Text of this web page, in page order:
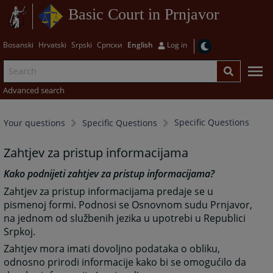
Basic Court in Prnjavor
Bosanski Hrvatski Srpski Српски English Log in
Advanced search
Your questions Specific Questions Specific Questions
Zahtjev za pristup informacijama
Kako podnijeti zahtjev za pristup informacijama?
Zahtjev za pristup informacijama predaje se u
pismenoj formi. Podnosi se Osnovnom sudu Prnjavor,
na jednom od službenih jezika u upotrebi u Republici
Srpkoj.
Zahtjev mora imati dovoljno podataka o obliku,
odnosno prirodi informacije kako bi se omogućilo da